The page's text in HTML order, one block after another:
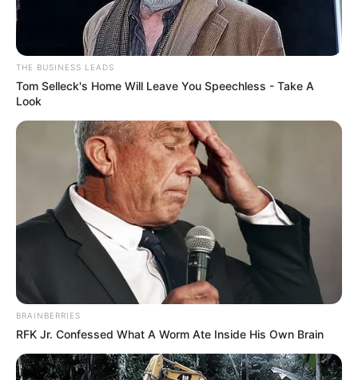
THE BUSINESS LEADS
Tom Selleck's Home Will Leave You Speechless - Take A
Look
BRAINBERRIES
RFK Jr. Confessed What A Worm Ate Inside His Own Brain